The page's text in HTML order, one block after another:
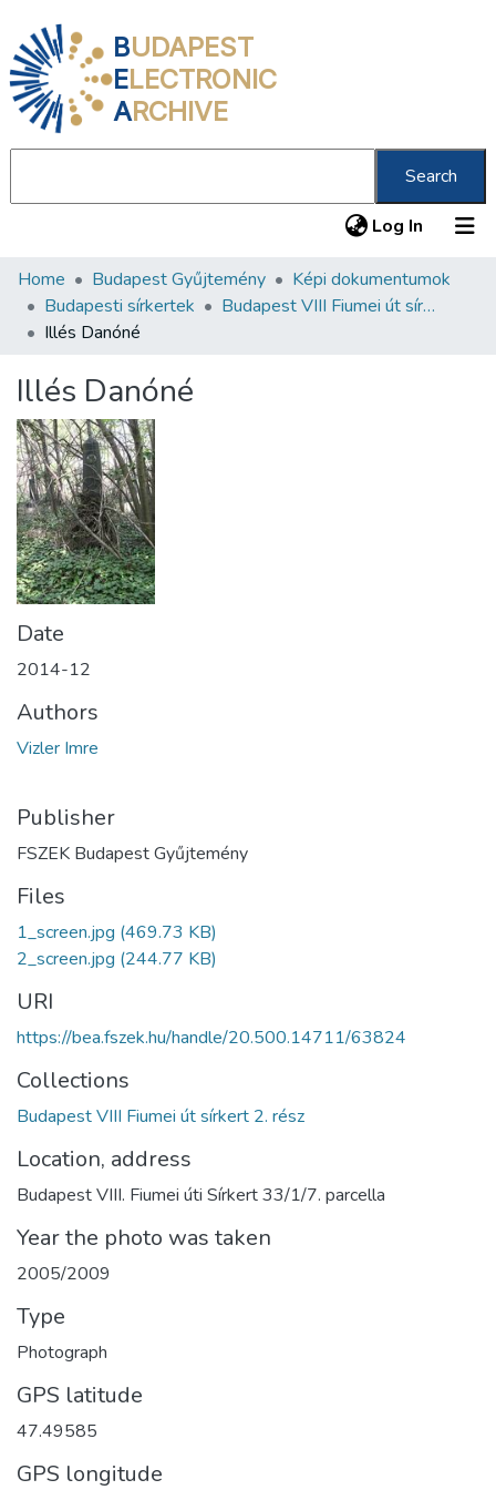
BUDAPEST
ELECTRONIC
ARCHIVE
Search
Log In (current)
Communities & Collections
All of DSpace
About us
Home Budapest Gyűjtemény
Képi dokumentumok
Budapesti sírkertek
Budapest VIII Fiumei út sírkert 2. rész
Illés Danóné
Illés Danóné
Date
2014-12
Authors
Vizler Imre
Publisher
FSZEK Budapest Gyűjtemény
Files
1_screen.jpg (469.73 KB)
2_screen.jpg (244.77 KB)
URI
https://bea.fszek.hu/handle/20.500.14711/63824
Collections
Budapest VIII Fiumei út sírkert 2. rész
Location, address
Budapest VIII. Fiumei úti Sírkert 33/1/7. parcella
Year the photo was taken
2005/2009
Type
Photograph
GPS latitude
47.49585
GPS longitude